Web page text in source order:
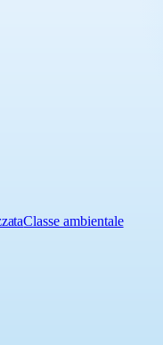
Classe ambientale